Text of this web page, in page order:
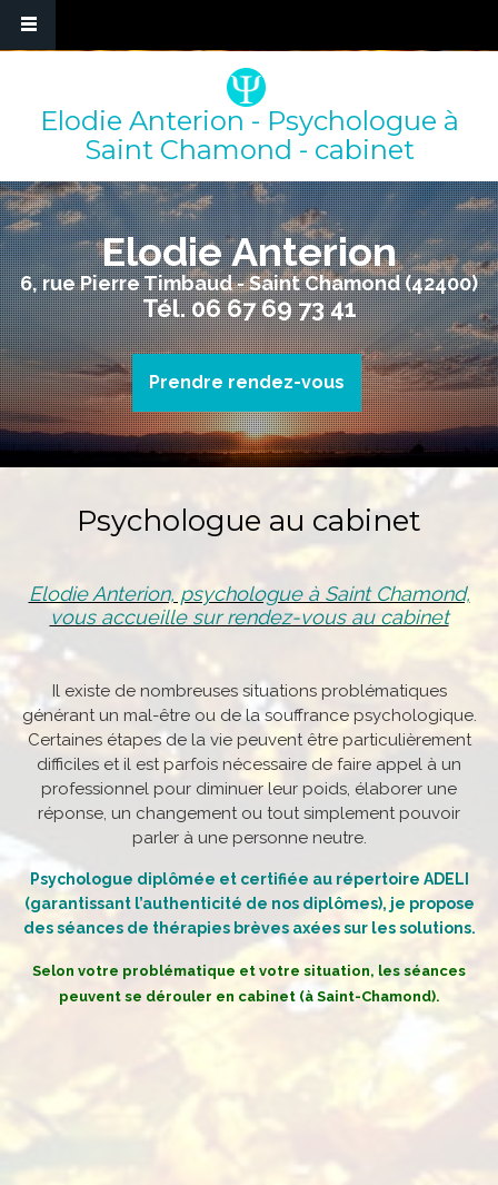
Elodie Anterion - Psychologue à
Saint Chamond - cabinet
Elodie Anterion
6, rue Pierre Timbaud - Saint Chamond (42400)
Tél.06 67 69 73 41
Prendre rendez-vous
Psychologue au cabinet
Elodie Anterion, psychologue à Saint Chamond,
vous accueille sur rendez-vous au cabinet
Il existe de nombreuses situations problématiques
générant un mal-être ou de la souffrance psychologique.
Certaines étapes de la vie peuvent être particulièrement
difficiles et il est parfois nécessaire de faire appel à un
professionnel pour diminuer leur poids, élaborer une
réponse, un changement ou tout simplement pouvoir
parler à une personne neutre.
Psychologue diplômée et certifiée au répertoire ADELI
(garantissant l’authenticité de nos diplômes), je propose
des séances de thérapies brèves axées sur les solutions.
Selon votre problématique et votre situation, les séances
peuvent se dérouler en cabinet (à Saint-Chamond).